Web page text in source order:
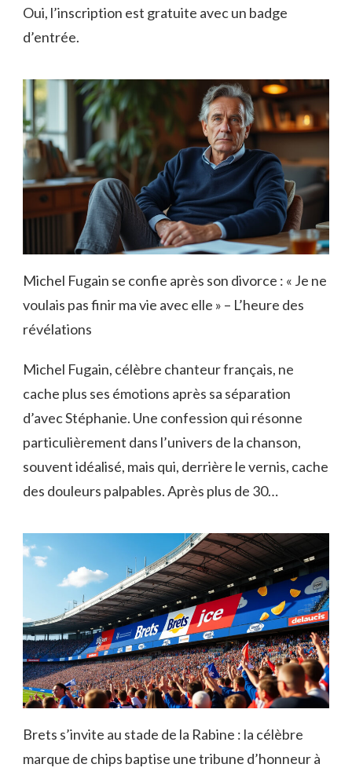
Oui, l’inscription est gratuite avec un badge
d’entrée.
Michel Fugain se confie après son divorce : « Je ne
voulais pas finir ma vie avec elle » – L’heure des
révélations
Michel Fugain, célèbre chanteur français, ne
cache plus ses émotions après sa séparation
d’avec Stéphanie. Une confession qui résonne
particulièrement dans l’univers de la chanson,
souvent idéalisé, mais qui, derrière le vernis, cache
des douleurs palpables. Après plus de 30…
Brets s’invite au stade de la Rabine : la célèbre
marque de chips baptise une tribune d’honneur à